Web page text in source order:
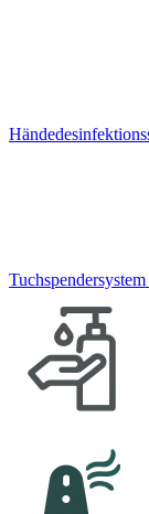
Tuchspendersystem